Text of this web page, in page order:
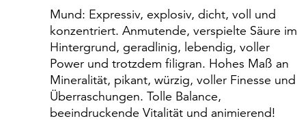
Mund: Expressiv, explosiv, dicht, voll und
konzentriert. Anmutende, verspielte Säure im
Hintergrund, geradlinig, lebendig, voller
Power und trotzdem filigran. Hohes Maß an
Mineralität, pikant, würzig, voller Finesse und
Überraschungen. Tolle Balance,
beeindruckende Vitalität und animierend!